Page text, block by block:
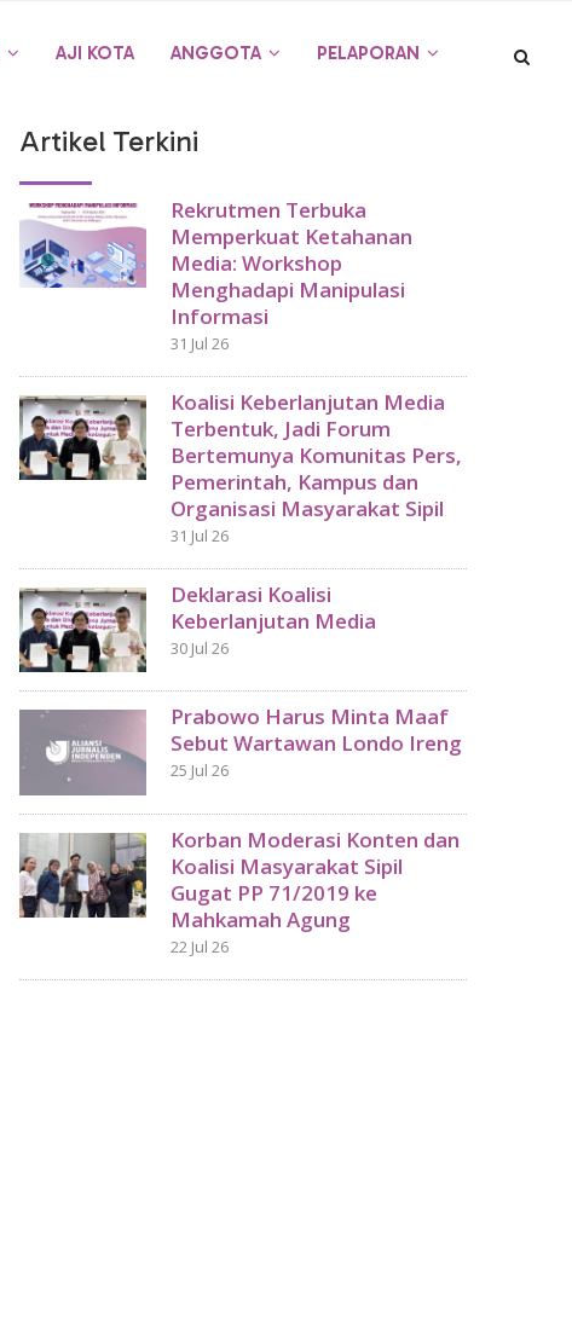
AJI KOTA ANGGOTA PELAPORAN
Artikel Terkini
Rekrutmen Terbuka
Memperkuat Ketahanan
Media: Workshop
Menghadapi Manipulasi
Informasi
31 Jul 26
Koalisi Keberlanjutan Media
Terbentuk, Jadi Forum
Bertemunya Komunitas Pers,
Pemerintah, Kampus dan
Organisasi Masyarakat Sipil
31 Jul 26
Deklarasi Koalisi
Keberlanjutan Media
30 Jul 26
Prabowo Harus Minta Maaf
Sebut Wartawan Londo Ireng
25 Jul 26
Korban Moderasi Konten dan
Koalisi Masyarakat Sipil
Gugat PP 71/2019 ke
Mahkamah Agung
22 Jul 26